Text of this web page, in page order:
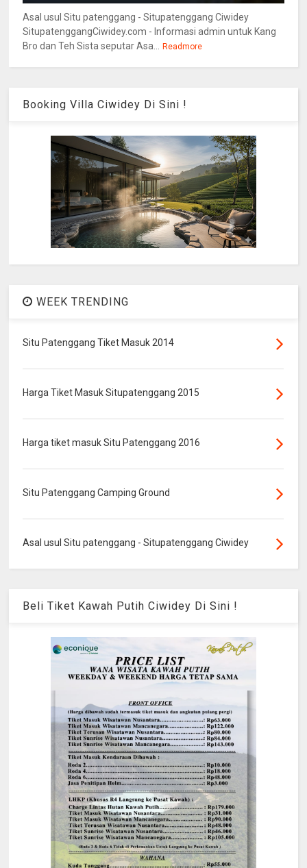
Asal usul Situ patenggang - Situpatenggang Ciwidey
SitupatenggangCiwidey.com - Informasi admin untuk Kang
Bro dan Teh Sista seputar Asa...
Readmore
Booking Villa Ciwidey Di Sini !
WEEK TRENDING
Situ Patenggang Tiket Masuk 2014
Harga Tiket Masuk Situpatenggang 2015
Harga tiket masuk Situ Patenggang 2016
Situ Patenggang Camping Ground
Asal usul Situ patenggang - Situpatenggang Ciwidey
Beli Tiket Kawah Putih Ciwidey Di Sini !